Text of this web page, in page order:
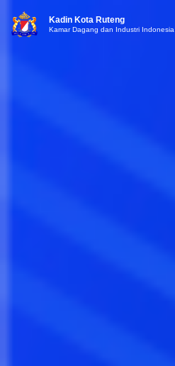
Kadin Kota Ruteng
Kamar Dagang dan Industri Indonesia